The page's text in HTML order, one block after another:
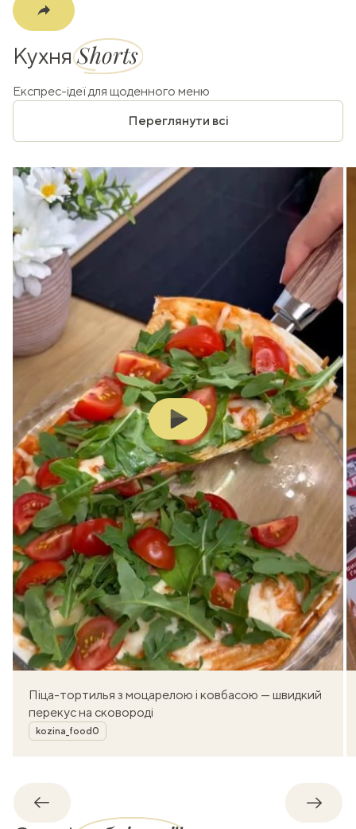
КухняShorts
Експрес-ідеї для щоденного меню
Переглянути всі
Play
Піца-тортилья з моцарелою і ковбасою — швидкий
перекус на сковороді
Автор
kozina_food0
Назад